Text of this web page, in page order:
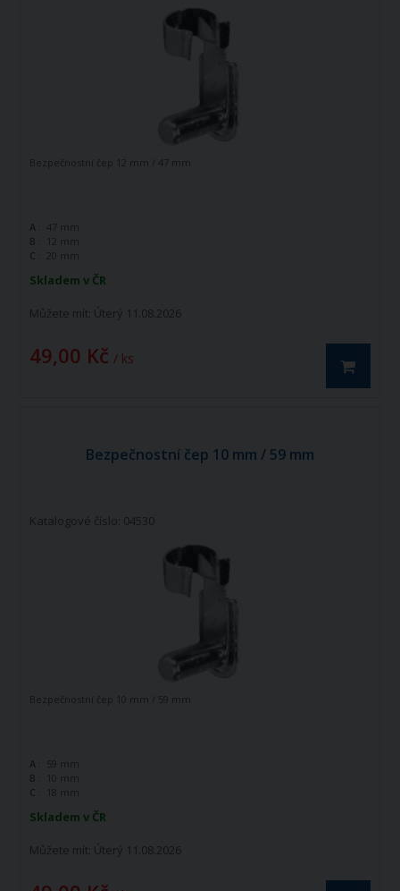
Skladem v ČR
Můžete mít: Úterý 11.08.2026
49,00 Kč / ks
Bezpečnostní čep 12 mm / 47 mm
A :
47 mm
B :
12 mm
C :
20 mm
Bezpečnostní čep 10 mm / 59 mm
Katalogové číslo: 04530
Skladem v ČR
Můžete mít: Úterý 11.08.2026
Bezpečnostní čep 10 mm / 59 mm
A :
59 mm
B :
10 mm
C :
18 mm